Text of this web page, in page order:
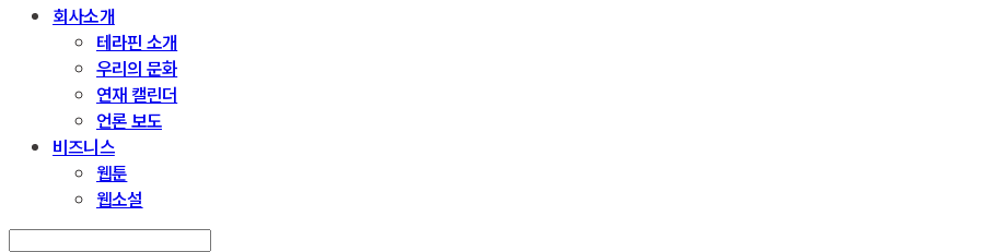
회사소개
테라핀 소개
우리의 문화
연재 캘린더
언론 보도
비즈니스
웹툰
웹소설